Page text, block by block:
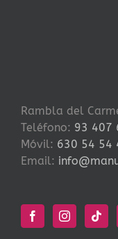
Rambla del
Teléfono: 93 407
Móvil: 630 54 54
Email: